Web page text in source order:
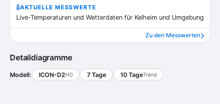
AKTUELLE MESSWERTE
Live-Temperaturen und Wetterdaten für Kelheim und Umgebung
Zu den Messwerten
Detaildiagramme
Modell: ICON-D2HD 7 Tage 10 TageTrend